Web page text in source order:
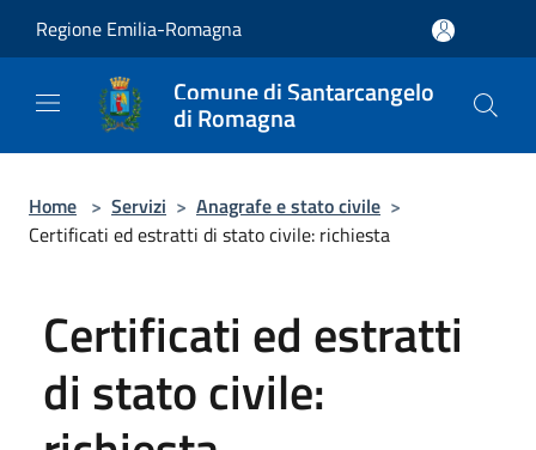
Regione Emilia-Romagna
Comune di Santarcangelo
di Romagna
Home > Servizi > Anagrafe e stato civile >
Certificati ed estratti di stato civile: richiesta
Certificati ed estratti
di stato civile: